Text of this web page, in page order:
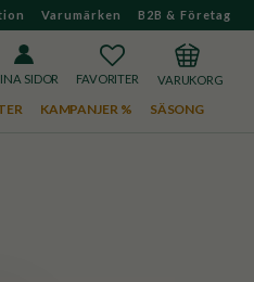
Varumärken B2B & Företag
SIDOR
FAVORITERKUNDVAGN
KAMPANJER % SÄSONG